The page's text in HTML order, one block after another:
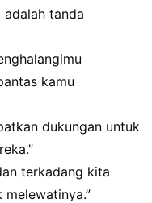
adalah tanda
kamu
dukungan untuk
terkadang kita